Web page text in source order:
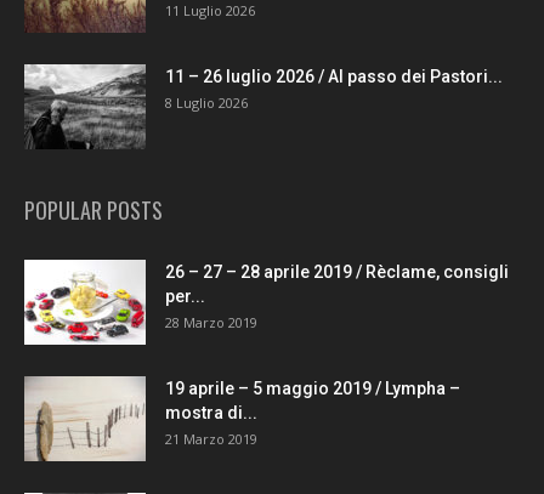
11 Luglio 2026
11 – 26 luglio 2026 / Al passo dei Pastori...
8 Luglio 2026
POPULAR POSTS
26 – 27 – 28 aprile 2019 / Rèclame, consigli
per...
28 Marzo 2019
19 aprile – 5 maggio 2019 / Lympha –
mostra di...
21 Marzo 2019